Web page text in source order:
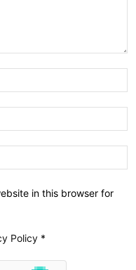
in this browser for
Policy *